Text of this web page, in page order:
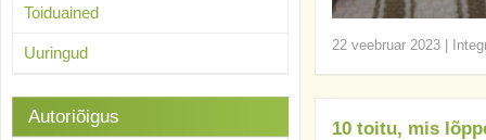
22 veebruar 2023
10 toitu, mis
Toiduained
Uuringud
Autoriõigus